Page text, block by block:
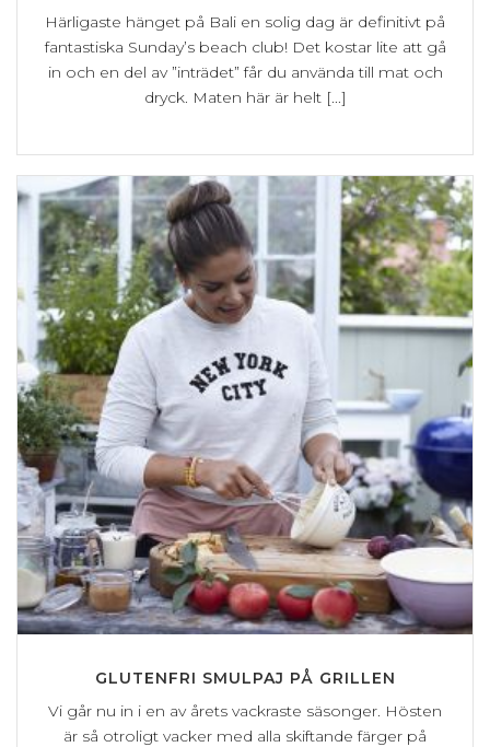
Härligaste hänget på Bali en solig dag är definitivt på
fantastiska Sunday’s beach club! Det kostar lite att gå
in och en del av ”inträdet” får du använda till mat och
dryck. Maten här är helt [...]
GLUTENFRI SMULPAJ PÅ GRILLEN
Vi går nu in i en av årets vackraste säsonger. Hösten
är så otroligt vacker med alla skiftande färger på